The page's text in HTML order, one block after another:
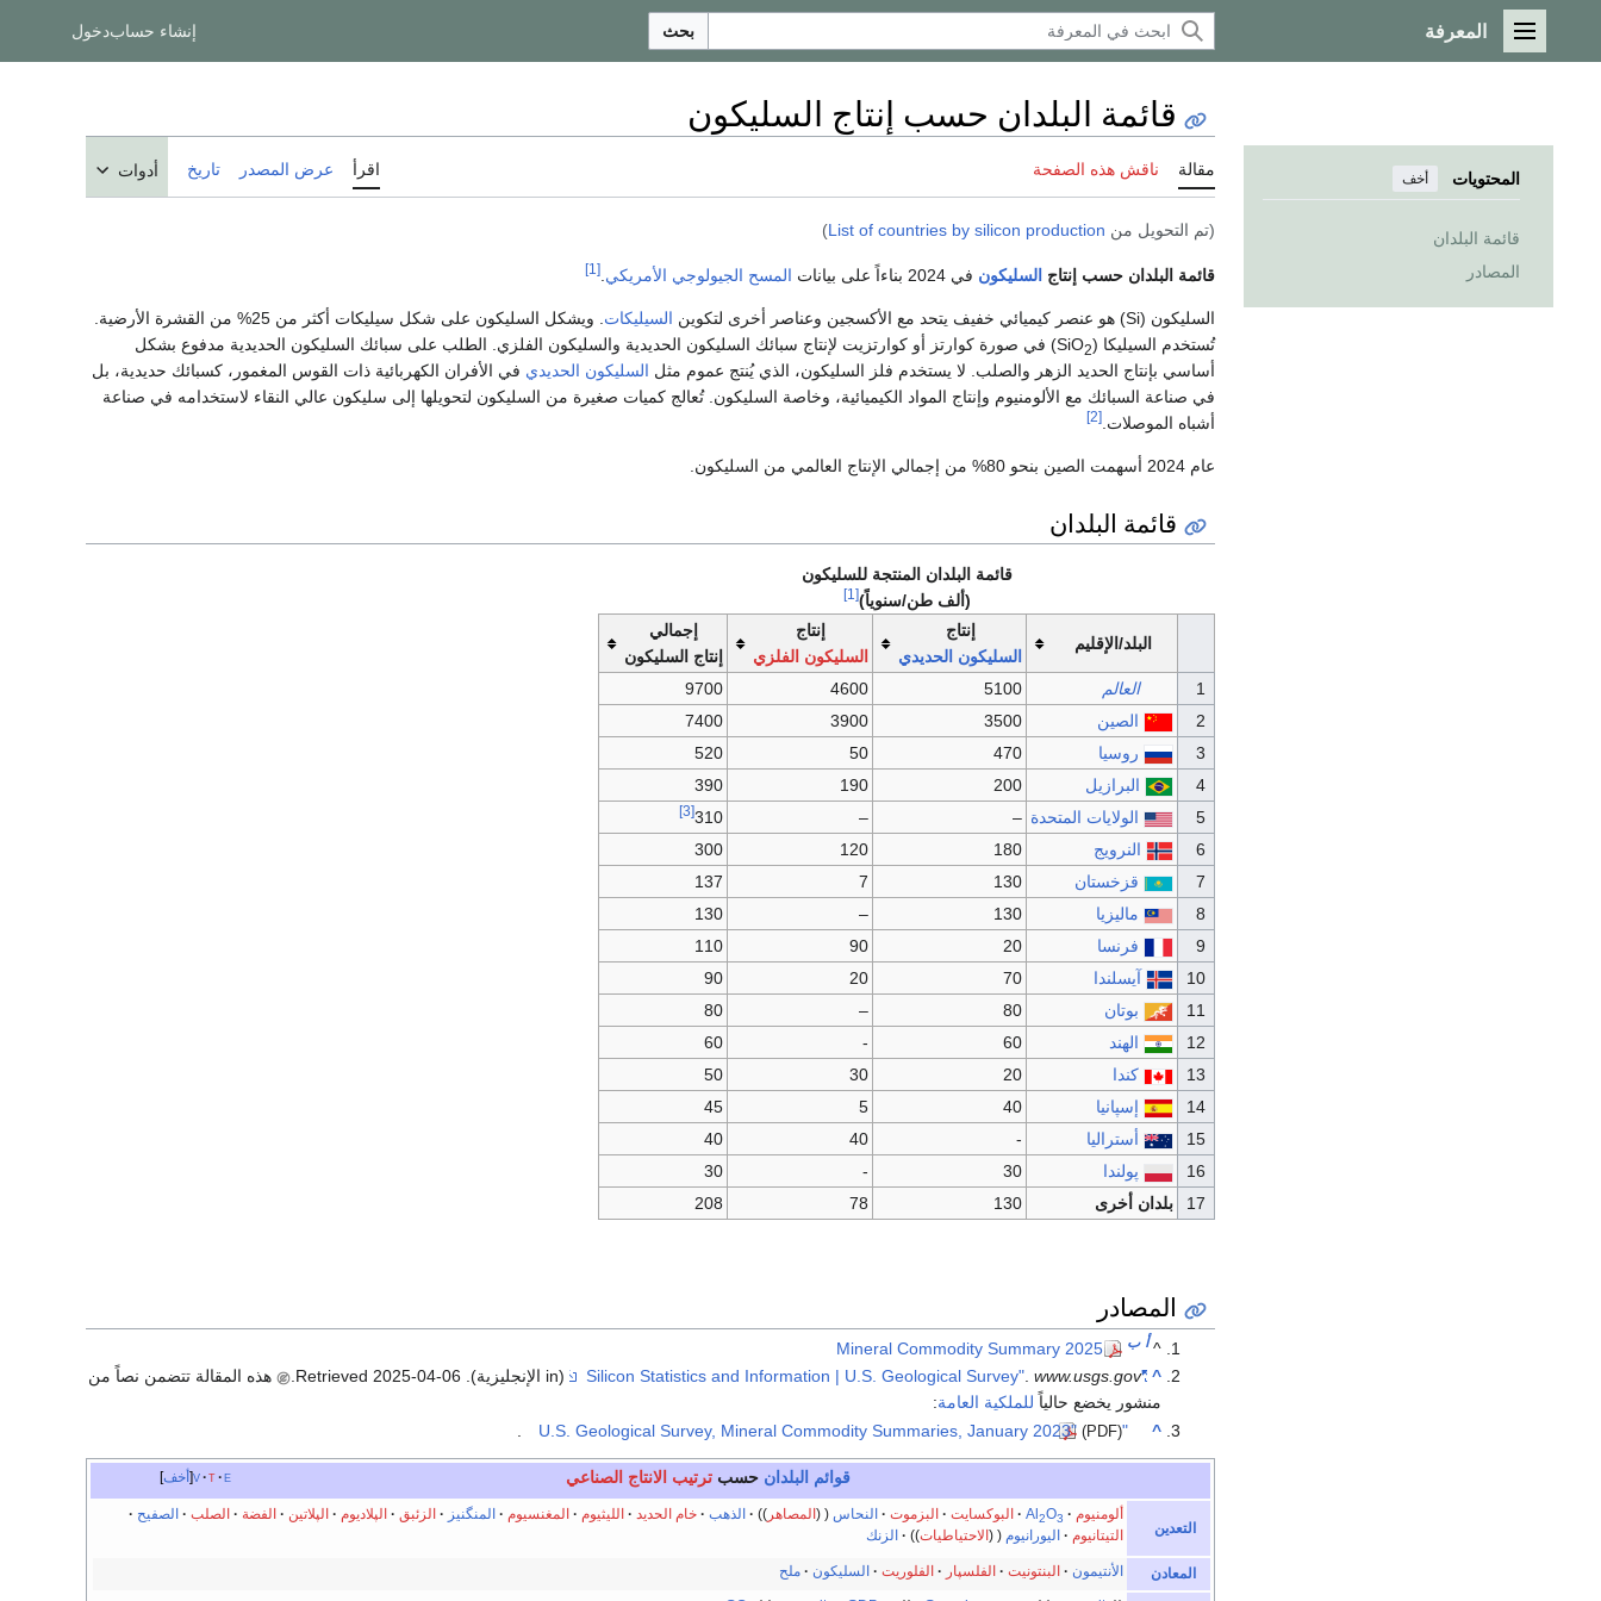
القائمة الرئيسية
المعرفة بحث إنشاء حسابدخول
المحتويات أخف
قائمة البلدان
المصادر
قائمة البلدان حسب إنتاج السليكون
مقالة ناقش هذه الصفحة اقرأ عرض المصدر تاريخ أدوات
(تم التحويل من List of countries by silicon production
)
قائمة البلدان حسب إنتاج السليكون في 2024 بناءاً على بيانات المسح الجيولوجي الأمريكي [1]
السليكون (Si) هو عنصر كيميائي خفيف يتحد مع الأكسجين وعناصر أخرى لتكوين السيليكات
. ويشكل السليكون على شكل سيليكات أكثر من 25% من القشرة الأرضية.
تُستخدم السيليكا (SiO2
) في صورة كوارتز أو كوارتزيت لإنتاج سبائك السليكون الحديدية والسليكون الفلزي. الطلب على سبائك السليكون الحديدية مدفوع بشكل
أساسي بإنتاج الحديد الزهر والصلب. لا يستخدم فلز السليكون، الذي يُنتج عموم مثل السليكون الحديدي في الأفران الكهربائية ذات القوس المغمور، كسبائك حديدية، بل
في صناعة السبائك مع الألومنيوم وإنتاج المواد الكيميائية، وخاصة السليكون. تُعالج كميات صغيرة من السليكون لتحويلها إلى سليكون عالي النقاء لاستخدامه في صناعة
أشباه الموصلات. [2]
عام 2024 أسهمت الصين بنحو 80% من إجمالي الإنتاج العالمي من السليكون.
قائمة البلدان
قائمة البلدان المنتجة للسليكون
(ألف طن/سنوياً)[1]
البلد/الإقليم
إنتاج
السليكون الحديدي
إنتاج
السليكون الفلزي
إجمالي
إنتاج السليكون
العالم
5100
4600
9700
الصين
3500
3900
7400
روسيا
470
50
520
البرازيل
200
190
390
الولايات المتحدة –
–
310
[3]
النرويج 180
120
300
قزخستان
130
7
137
ماليزيا
130
–
130
فرنسا
20
90
110
آيسلندا
70
20
90
بوتان
80
–
80
الهند
60
-
60
كندا
20
30
50
إسپانيا
40
5
45
أستراليا
-
40
40
پولندا
30
-
30
بلدان أخرى
130
78
208
المصادر
^أ ب
Mineral Commodity Summary 2025
^
"Silicon Statistics and Information | U.S. Geological Survey"
.www.usgs.gov (in الإنجليزية) . Retrieved
2025-04-06
.
هذه المقالة تتضمن نصاً من
منشور يخضع حالياً للملكية العامة:
^
"U.S. Geological Survey, Mineral Commodity Summaries, January 2023"
(PDF)
أخف v t e قوائم البلدان حسب ترتيب الانتاج الصناعي
التعدين
ألومنيوم Al2O3 البوكسايت البزموت النحاس المصاهر الذهب خام الحديد الليثيوم المغنسيوم المنگنيز الزئبق الپلاديوم الپلاتين الفضة الصلب
الصفيح
التيتانيوم
اليورانيوم الاحتياطيات الزنك
المعادن الأنتيمون البنتونيت الفلسپار الفلوريت السليكون ملح